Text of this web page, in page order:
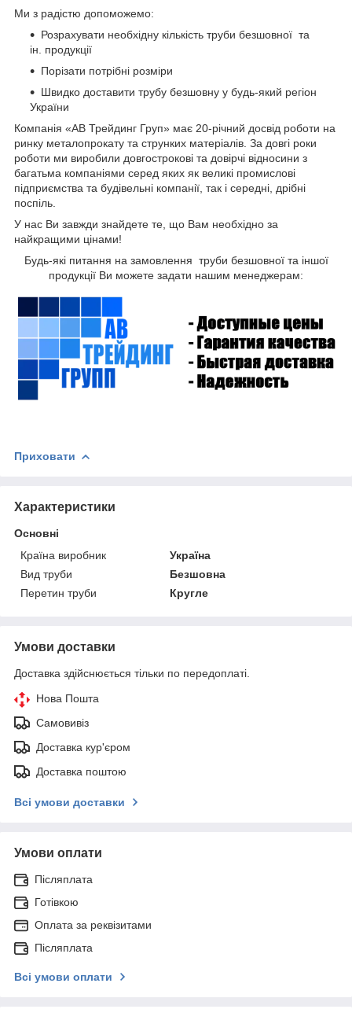
Ми з радістю допоможемо:
Розрахувати необхідну кількість труби безшовної та
ін. продукції
Порізати потрібні розміри
Швидко доставити трубу безшовну у будь-який регіон
України
Компанія «АВ Трейдинг Груп» має 20-річний досвід роботи на
ринку металопрокату та струнких матеріалів. За довгі роки
роботи ми виробили довгострокові та довірчі відносини з
багатьма компаніями серед яких як великі промислові
підприємства та будівельні компанії, так і середні, дрібні
поспіль.
У нас Ви завжди знайдете те, що Вам необхідно за
найкращими цінами!
Будь-які питання на замовлення труби безшовної та іншої
продукції Ви можете задати нашим менеджерам:
Приховати
Характеристики
Основні
Країна виробник
Україна
Вид труби
Безшовна
Перетин труби
Кругле
Умови доставки
Доставка здійснюється тільки по передоплаті.
Нова Пошта
Самовивіз
Доставка кур'єром
Доставка поштою
Всі умови доставки
Умови оплати
Післяплата
Готівкою
Оплата за реквізитами
Післяплата
Всі умови оплати